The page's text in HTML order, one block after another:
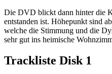
Die DVD blickt dann hinter die
entstanden ist. Höhepunkt sind
welche die Stimmung und die
sehr gut ins heimische
Trackliste Disk 1